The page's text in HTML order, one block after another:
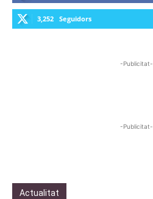
3,252 Seguidors
-Publicitat-
-Publicitat-
Actualitat